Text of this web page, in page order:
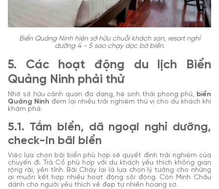
Biển Quảng Ninh hiện sở hữu chuỗi khách sạn, resort nghỉ
dưỡng 4 - 5 sao chạy dọc bờ biển.
5. Các hoạt động du lịch Biển
Quảng Ninh phải thử
Nhờ sở hữu cảnh quan đa dạng, hệ sinh thái phong phú, biển
Quảng Ninh đem lại nhiều trải nghiệm thú vị cho du khách khi
khám phá.
5.1. Tắm biển, dã ngoại nghỉ dưỡng,
check-in bãi biển
Việc lựa chọn bãi biển phù hợp sẽ quyết định trải nghiệm của
chuyến đi. Trà Cổ phù hợp với du khách yêu thích không gian
rộng rãi, yên tĩnh. Bãi Cháy lại là lựa chọn lý tưởng cho những
ai muốn kết hợp nhiều hoạt động sôi động. Còn Minh Châu
dành cho người yêu thích vẻ đẹp tự nhiên hoang sơ.